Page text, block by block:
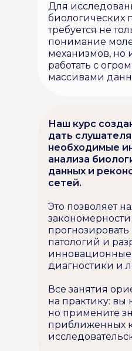
Для
биологических
требуется не
понимание
механизмов, но
работать с
массивами
Наш курс
дать
необходимые
анализа
данных и
сетей.
Это позволяет
закономерности
прогнозировать
патологий и
диагностики и
Все занятия
на практику: вы
но примените
приближенных